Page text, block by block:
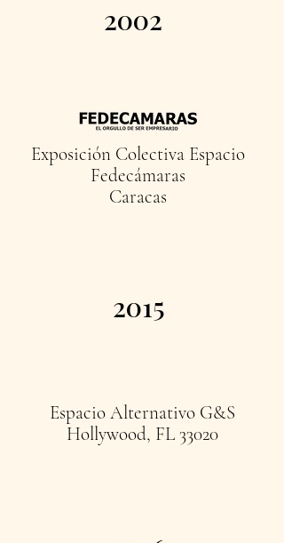
2002
Exposición Colectiva Espacio
Fedecámaras
Caracas
2015
Espacio Alternativo G&S
Hollywood, FL 33020